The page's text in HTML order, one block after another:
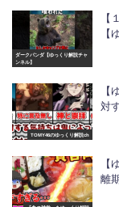
ダークパンダ【ゆっくり解説チャ
ンネル】
【
【
TOMY46のゆっくり解説ch
【
対
【
離